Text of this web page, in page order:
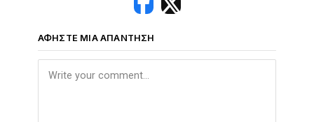
ΑΦΉΣΤΕ ΜΙΑ ΑΠΆΝΤΗΣΗ